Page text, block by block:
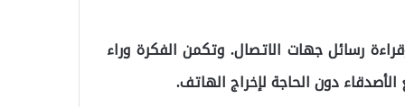
رسائل جهات الاتصال. وتكمن الفكرة وراء
دون الحاجة لإخراج الهاتف.